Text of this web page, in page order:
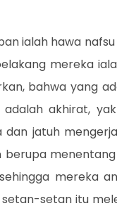
ialah hawa
mereka
bahwa yang
akhirat,
jatuh
mereka
setan itu